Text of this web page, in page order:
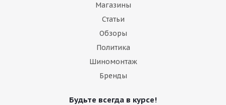
Магазины
Статьи
Обзоры
Политика
Шиномонтаж
Бренды
Будьте всегда в курсе!